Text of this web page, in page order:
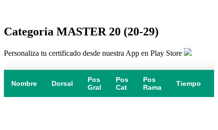
Categoria MASTER 20 (20-29)
Personaliza tu certificado desde nuestra App en Play Store
Nombre Dorsal
Pos
Gral
Pos
Cat
Pos
Rama
Tiempo